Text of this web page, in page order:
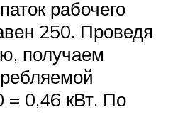
рабочего
250. Проведя
получаем
= 0,46 кВт. По